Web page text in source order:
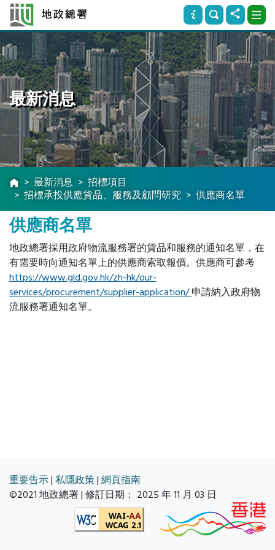
最新消息
最新消息
招標項目
招標承投供應貨品、服務及顧問研究
供應商名單
供應商名單
地政總署採用政府物流服務署的貨品和服務的通知名單，在
有需要時向通知名單上的供應商索取報價。供應商可參考
https://www.gld.gov.hk/zh-hk/our-
services/procurement/supplier-application/申請納入政府物
流服務署通知名單。
重要告示| 私隱政策| 網頁指南
©2021 地政總署 | 修訂日期： 2025 年 11 月 03 日